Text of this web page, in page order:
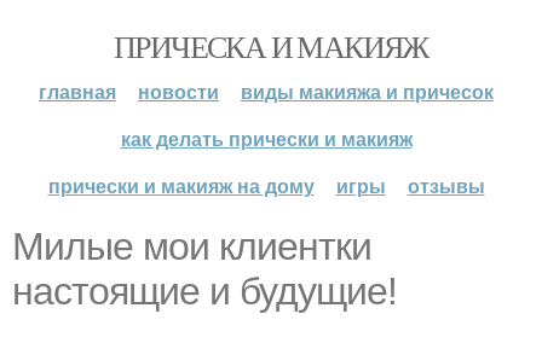
ПРИЧЕСКА И МАКИЯЖ
главная новости
виды макияжа и причесок
как делать прически и макияж
прически и макияж на дому
игры отзывы
Милые мои клиентки
настоящие и будущие!